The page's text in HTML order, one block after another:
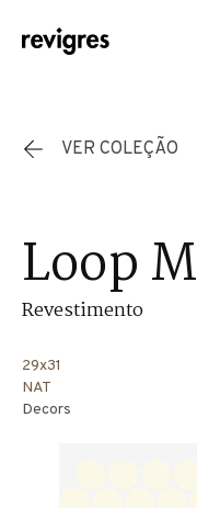
Saltar para o conteúdo
VER COLEÇÃO
Loop
Revestimento
29x31
NAT
Decors